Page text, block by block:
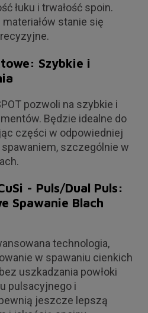
łuku i trwałość spoin.
stanie się
Szybkie i
pozwoli na szybkie i
Będzie idealne do
części w odpowiedniej
szczególnie w
- Puls/Dual Puls:
Spawanie Blach
technologia,
w spawaniu cienkich
uszkadzania powłoki
pulsacyjnego i
jeszcze lepszą